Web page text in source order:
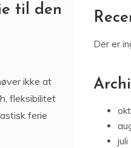
til den
ikke at
fleksibilitet
ferie
Der er
juli